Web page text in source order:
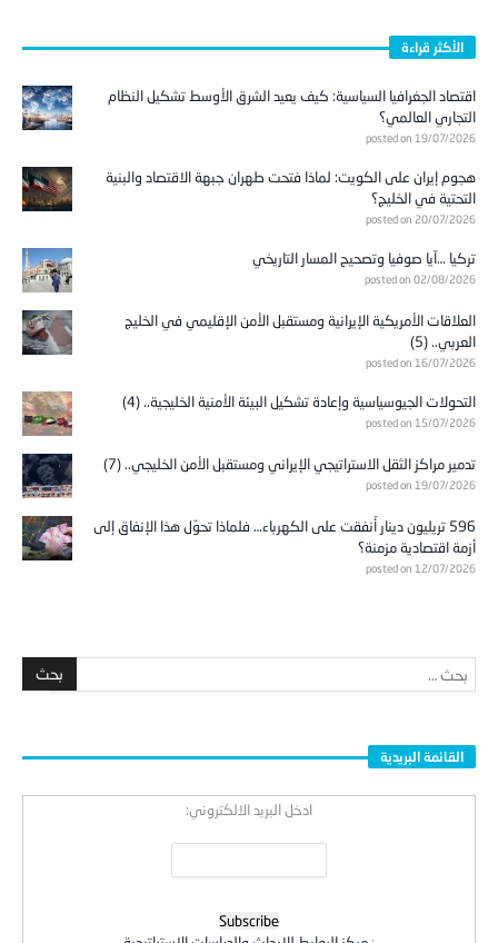
الأكثر قراءة
اقتصاد الجغرافيا السياسية: كيف يعيد الشرق الأوسط تشكيل النظام
التجاري العالمي؟
posted on 19/07/2026
هجوم إيران على الكويت: لماذا فتحت طهران جبهة الاقتصاد والبنية
التحتية في الخليج؟
posted on 20/07/2026
تركيا …آيا صوفيا وتصحيح المسار التاريخي
posted on 02/08/2026
العلاقات الأمريكية الإيرانية ومستقبل الأمن الإقليمي في الخليج
العربي.. (5)
posted on 16/07/2026
التحولات الجيوسياسية وإعادة تشكيل البيئة الأمنية الخليجية.. (4)
posted on 15/07/2026
تدمير مراكز الثقل الاستراتيجي الإيراني ومستقبل الأمن الخليجي.. (7)
posted on 19/07/2026
596 تريليون دينار أُنفقت على الكهرباء… فلماذا تحوّل هذا الإنفاق إلى
أزمة اقتصادية مزمنة؟
posted on 12/07/2026
القائمة البريدية
ادخل البريد الالكتروني: